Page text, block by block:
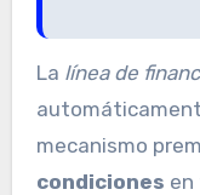
La línea de
mecanismo
condiciones en